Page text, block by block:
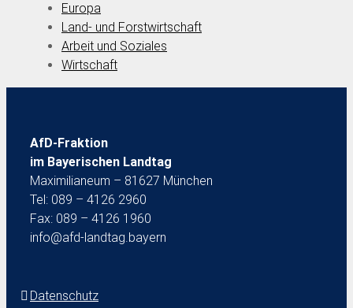
Europa
Land- und Forstwirtschaft
Arbeit und Soziales
Wirtschaft
AfD-Fraktion
im Bayerischen Landtag
Maximilianeum – 81627 München
Tel: 089 – 4126 2960
Fax: 089 – 4126 1960
info@afd-landtag.bayern
Datenschutz